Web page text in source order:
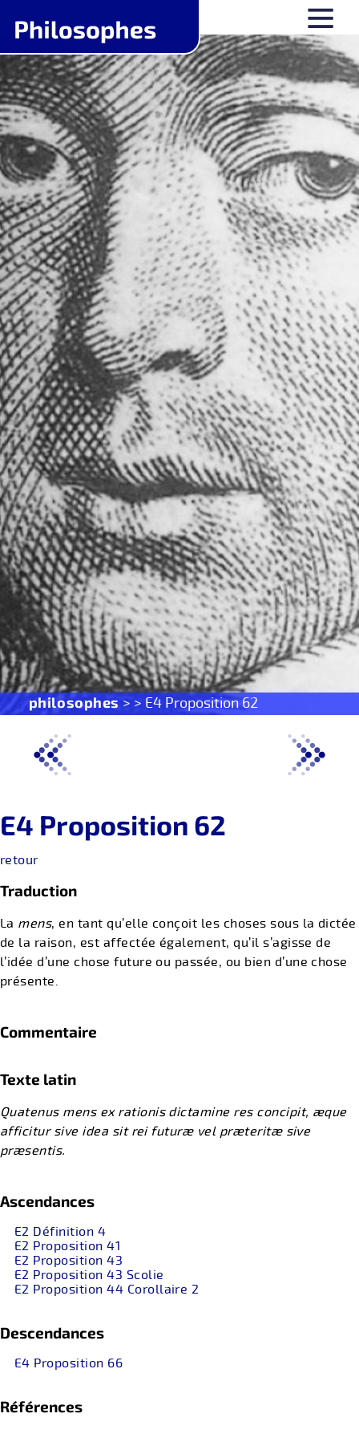
philosophes > > E4 Proposition 62
E4 Proposition 62
retour
Traduction
La mens, en tant qu’elle conçoit les choses sous la dictée
de la raison, est affectée également, qu’il s’agisse de
l’idée d’une chose future ou passée, ou bien d’une chose
présente.
Commentaire
Texte latin
Quatenus mens ex rationis dictamine res concipit, æque
afficitur sive idea sit rei futuræ vel præteritæ sive
præsentis.
Ascendances
E2 Définition 4
E2 Proposition 41
E2 Proposition 43
E2 Proposition 43 Scolie
E2 Proposition 44 Corollaire 2
Descendances
E4 Proposition 66
Références